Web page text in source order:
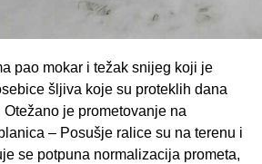
pao mokar i težak snijeg koji je
šljiva koje su proteklih dana
je prometovanje na
– Posušje ralice su na terenu i
se potpuna normalizacija prometa,